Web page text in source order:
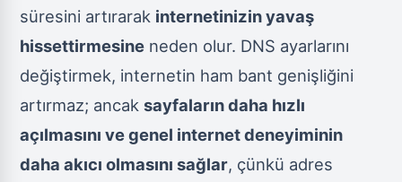
süresini artırarak internetinizin yavaş
hissettirmesine neden olur. DNS ayarlarını
değiştirmek, internetin ham bant genişliğini
artırmaz; ancaksayfaların daha hızlı
açılmasını ve genel internet deneyiminin
daha akıcı olmasını sağlar, çünkü adres